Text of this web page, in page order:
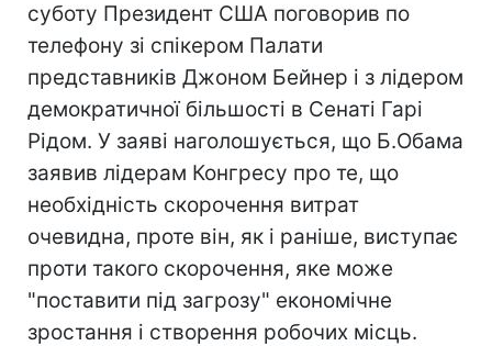
суботу Президент США поговорив по
телефону зі спікером Палати
представників Джоном Бейнер і з лідером
демократичної більшості в Сенаті Гарі
Рідом. У заяві наголошується, що Б.Обама
заявив лідерам Конгресу про те, що
необхідність скорочення витрат
очевидна, проте він, як і раніше, виступає
проти такого скорочення, яке може
"поставити під загрозу" економічне
зростання і створення робочих місць.